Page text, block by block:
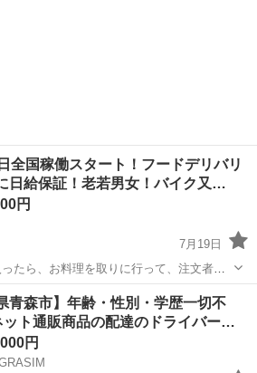
全国稼働スタート！フードデリバリ
日給保証！老若男女！バイク又…
円
7月19日
たら、お料理を取りに行って、注文者に
の取り扱いは有りません。 勤務時間は11
時間 ・日給保証¥8000+11件目~24件目は1
バー 1件
青森市】年齢・性別・学歴一切不
ット通販商品の配達のドライバー
円